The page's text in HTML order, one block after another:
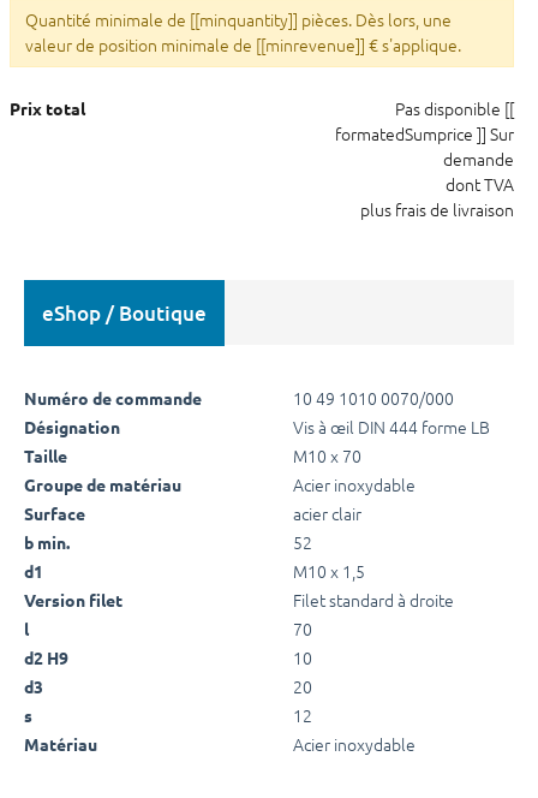
Quantité minimale de [[minquantity]] pièces. Dès lors, une
valeur de position minimale de [[minrevenue]] € s'applique.
Prix total Pas disponible [[
formatedSumprice ]] Sur
demande
dont TVA
plus frais de livraison
eShop / Boutique
Numéro de commande 10 49 1010 0070/000
Désignation Vis à œil DIN 444 forme LB
Taille M10 x 70
Groupe de matériau Acier inoxydable
Surface acier clair
b min. 52
d1 M10 x 1,5
Version filet Filet standard à droite
l 70
d2 H9 10
d3 20
s 12
Matériau Acier inoxydable